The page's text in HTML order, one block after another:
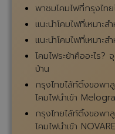
พาชมโคมไฟที่กรุงไท
แนะนำโคมไฟที่เหมาะ
แนะนำโคมไฟที่เหมาะ
โคมไฟระย้าคืออะไร?
บ้าน
กรุงไทยไล้ท์ติ้งขอพา
โคมไฟนำเข้า
กรุงไทยไล้ท์ติ้งขอพา
โคมไฟนำเข้า